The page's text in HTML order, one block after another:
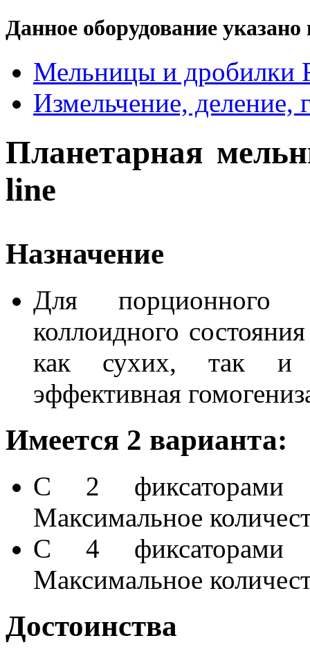
Данное оборудование
Мельницы и дробилки
Измельчение, деление,
Планетарная
line
Назначение
Для порционного
коллоидного
как сухих, так и
эффективная
Имеется 2 варианта:
С 2 фиксаторами
Максимальное
С 4 фиксаторами
Максимальное
Достоинства